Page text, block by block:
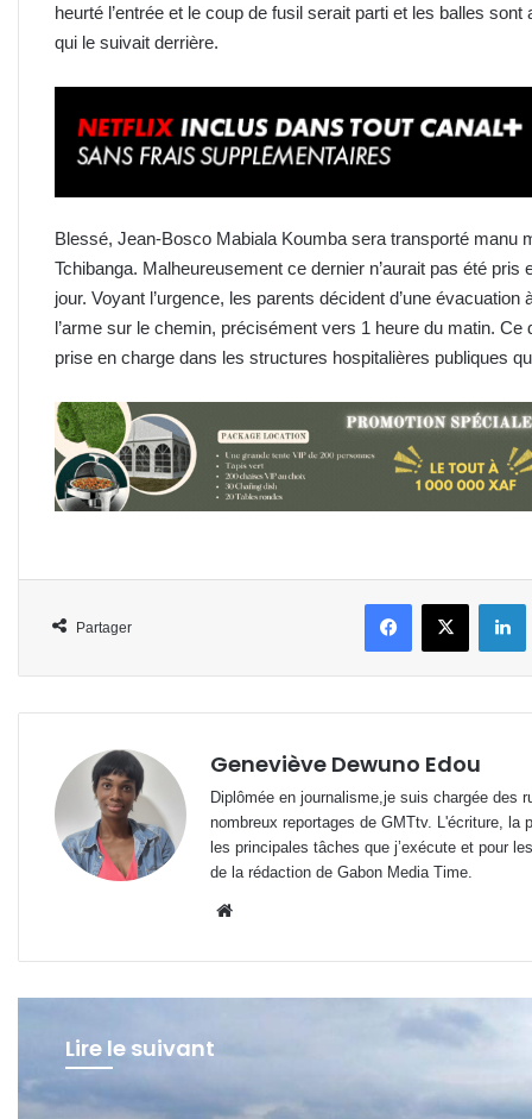
heurté l’entrée et le coup de fusil serait parti et les balles
qui le suivait derrière.
Blessé, Jean-Bosco Mabiala Koumba sera transporté manu
Tchibanga. Malheureusement ce dernier n’aurait pas été
jour. Voyant l’urgence, les parents décident d’une
l’arme sur le chemin, précisément vers 1 heure du matin.
prise en charge dans les structures hospitalières publiques
Partager
FacebookX
Geneviève Dewuno Edou
Diplômée en journalisme,je suis chargée des
nombreux reportages de GMTtv. L'écriture,
les principales tâches que j’exécute et pour
de la rédaction de Gabon Media Time.
Lire le suivant